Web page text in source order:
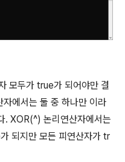
모두가 true가 되어야만 결
에서는 둘 중 하나만 이라
. XOR(^) 논리연산자에서는
되지만 모든 피연산자가 tr